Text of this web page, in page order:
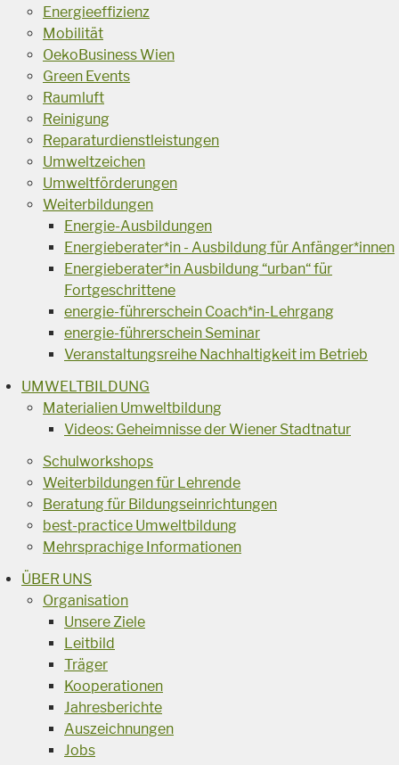
Energieeffizienz
Mobilität
OekoBusiness Wien
Green Events
Raumluft
Reinigung
Reparaturdienstleistungen
Umweltzeichen
Umweltförderungen
Weiterbildungen
Energie-Ausbildungen
Energieberater*in - Ausbildung für Anfänger*innen
Energieberater*in Ausbildung “urban“ für
Fortgeschrittene
energie-führerschein Coach*in-Lehrgang
energie-führerschein Seminar
Veranstaltungsreihe Nachhaltigkeit im Betrieb
UMWELTBILDUNG
Materialien Umweltbildung
Videos: Geheimnisse der Wiener Stadtnatur
Schulworkshops
Weiterbildungen für Lehrende
Beratung für Bildungseinrichtungen
best-practice Umweltbildung
Mehrsprachige Informationen
ÜBER UNS
Organisation
Unsere Ziele
Leitbild
Träger
Kooperationen
Jahresberichte
Auszeichnungen
Jobs